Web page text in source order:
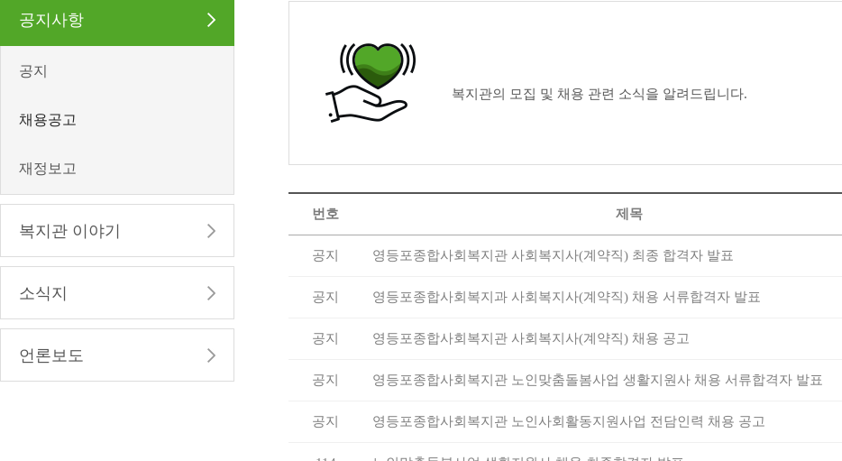
공지사항
공지
채용공고
재정보고
복지관 이야기
소식지
언론보도
복지관의 모집 및 채용 관련 소식을 알려드립니다.
번호 제목
공지 영등포종합사회복지관 사회복지사(계약직) 최종 합격자 발표
공지 영등포종합사회복지과 사회복지사(계약직) 채용 서류합격자 발표
공지 영등포종합사회복지관 사회복지사(계약직) 채용 공고
공지 영등포종합사회복지관 노인맞춤돌봄사업 생활지원사 채용 서류합격자 발표
공지 영등포종합사회복지관 노인사회활동지원사업 전담인력 채용 공고